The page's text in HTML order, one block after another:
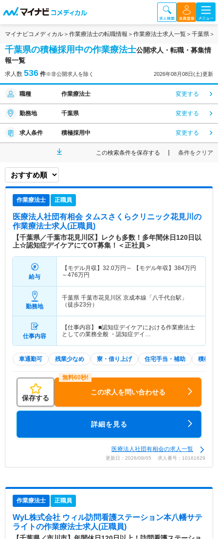
マイナビコメディカル 作業療法士の転職情報 作業療法士求人一覧 千葉県
千葉県の積極採用中の作業療法士公開求人・転職・募集情
報一覧
求人数 536 件※非公開求人を除く 2026年08月08日(土)更新
職種 作業療法士 変更する
勤務地 千葉県 変更する
求人条件 積極採用中 変更する
この検索条件を保存する 条件をクリア
作業療法士 正職員
医療法人社団有相会 タムスさくらクリニック花見川 の
作業療法士求人(正職員)
【千葉県／千葉市花見川区】レクも多数！多年間休日120日以
上☆認知症デイケアにてOT募集！＜正社員＞
給与
【モデル月収】 32.0万円～ 【モデル年収】 384万円
～476万円
勤務地
千葉県 千葉市花見川区 京成本線「八千代台駅」
（徒歩23分）
仕事内容
【仕事内容】 ■認知症デイケアにおける作業療法士
としての業務全般 ・認知症デイ…
車通勤可 残業少なめ 寮・借り上げ 住宅手当・補助 積極採
保存する
この求人を問い合わせる
詳細を見る
医療法人社団有相会の求人一覧
更新日：2026/08/05 求人番号：10161629
作業療法士 正職員
WyL株式会社 ウィル訪問看護ステーション本八幡サテ
ライトの作業療法士求人(正職員)